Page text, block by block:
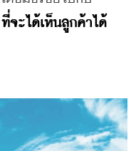
จะได้เห็นลูกค้าได้